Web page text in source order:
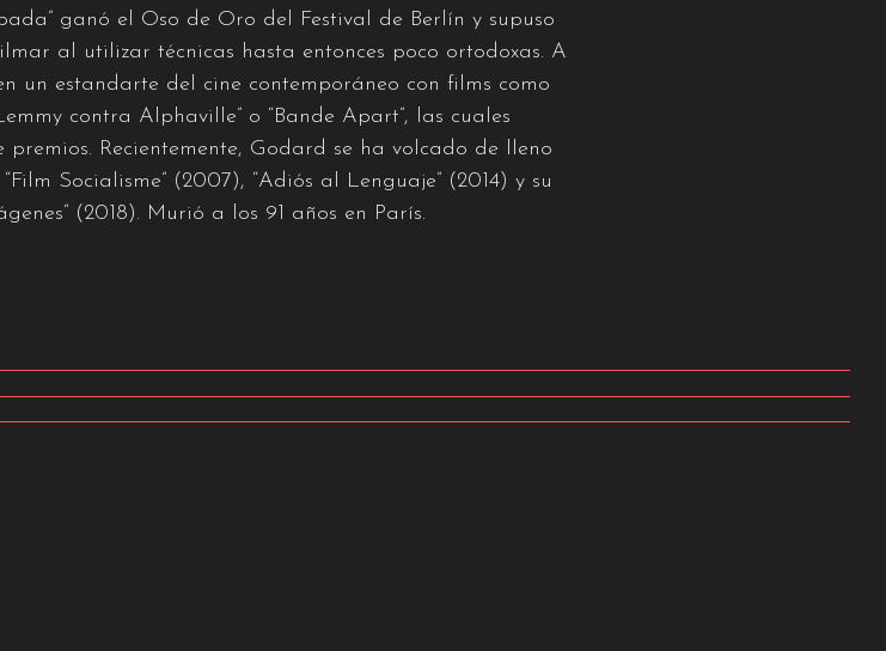
ganó el Oso de Oro del Festival de Berlín y supuso
al utilizar técnicas hasta entonces poco ortodoxas. A
un estandarte del cine contemporáneo con films como
contra Alphaville” o “Bande Apart”, las cuales
Recientemente, Godard se ha volcado de lleno
Socialisme” (2007), “Adiós al Lenguaje” (2014) y su
(2018). Murió a los 91 años en París.